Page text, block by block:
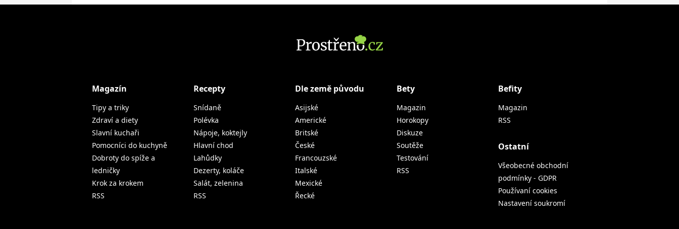
Magazín
Tipy a triky
Zdraví a diety
Slavní kuchaři
Pomocníci do kuchyně
Dobroty do spíže a
ledničky
Krok za krokem
RSS
Recepty
Snídaně
Polévka
Nápoje, koktejly
Hlavní chod
Lahůdky
Dezerty, koláče
Salát, zelenina
RSS
Dle země původu
Asijské
Americké
Britské
České
Francouzské
Italské
Mexické
Řecké
Bety
Magazin
Horokopy
Diskuze
Soutěže
Testování
RSS
Befity
Magazin
RSS
Ostatní
Všeobecné obchodní
podmínky - GDPR
Používaní cookies
Nastavení soukromí